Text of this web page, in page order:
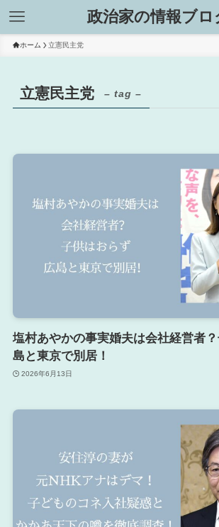
政治家の情報ブロ
ホーム 立憲民主党
立憲民主党 – tag –
塩村あやかの事実婚夫は会社経営者
島と東京で別居！
2026年6月13日